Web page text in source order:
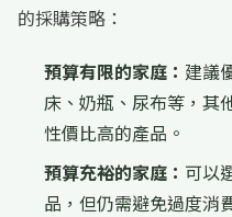
的採購策略：
預算有限的家庭： 建議
床、奶瓶、尿布等，其
性價比高的產品。
預算充裕的家庭： 可以
品，但仍需避免過度消